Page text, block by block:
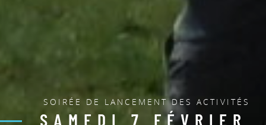
SOIRÉE DE LANCEMENT DES ACTIVITÉS
SAMEDI 7 FÉVRIER